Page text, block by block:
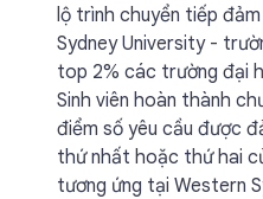
lộ trình chuyển tiếp
Sydney University -
top 2% các trường đại
Sinh viên hoàn thành
điểm số yêu cầu được
thứ nhất hoặc thứ hai
tương ứng tại Western